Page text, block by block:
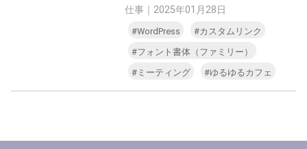
仕事｜2025年01月28日
#WordPress
#カスタムリンク
#フォント書体（ファミリー）
#ミーティング
#ゆるゆるカフェ